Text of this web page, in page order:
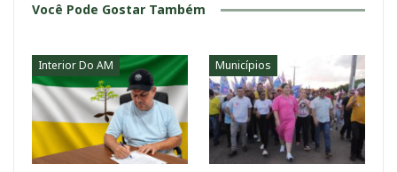
Você Pode Gostar Também
Interior Do AM Municípios